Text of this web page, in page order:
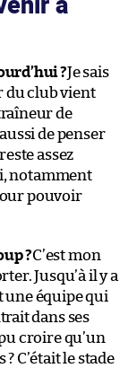
?Je sais
du club vient
de
de penser
assez
notamment
pouvoir
?C’est mon
Jusqu’à il y a
une équipe qui
dans ses
croire qu’un
C’était le stade